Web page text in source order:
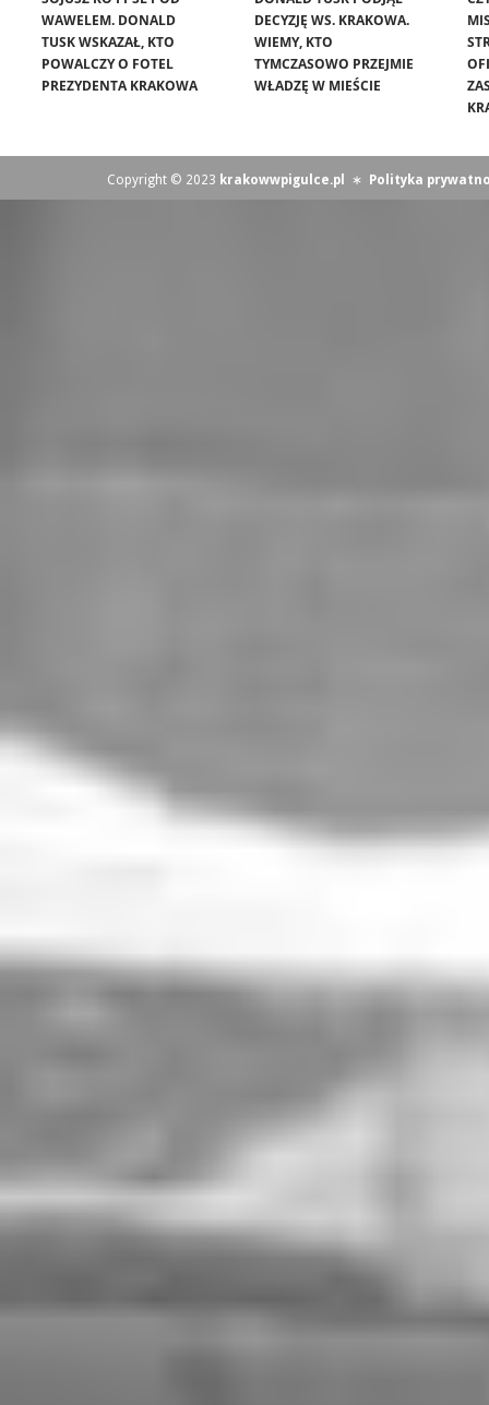
WAWELEM. DONALD
TUSK WSKAZAŁ, KTO
POWALCZY O FOTEL
PREZYDENTA KRAKOWA
DECYZJĘ WS. KRAKOWA.
WIEMY, KTO
TYMCZASOWO PRZEJMIE
WŁADZĘ W MIEŚCIE
Copyright © 2023 krakowwpigulce.pl ∗ Polityka